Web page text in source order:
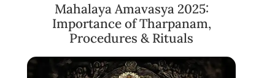
Mahalaya Amavasya 2025:
Importance of Tharpanam,
Procedures & Rituals